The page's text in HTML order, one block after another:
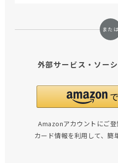
外部サービス・ソー
Amazonアカウントにご
カード情報を利用して、簡